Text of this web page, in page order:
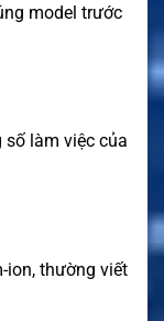
model trước
số làm việc của
ion, thường viết